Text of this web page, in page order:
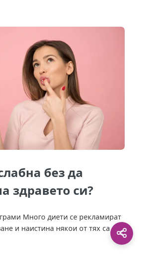
без да
здравето си?
Много диети се рекламират
и наистина някои от тях са